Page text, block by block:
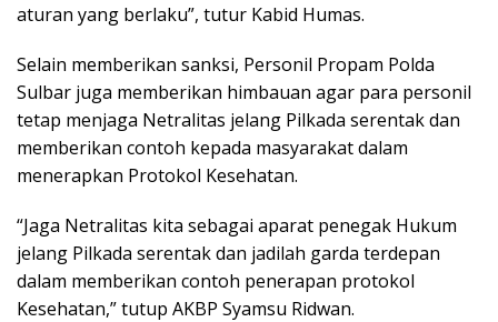
aturan yang berlaku”, tutur Kabid Humas.
Selain memberikan sanksi, Personil Propam Polda
Sulbar juga memberikan himbauan agar para personil
tetap menjaga Netralitas jelang Pilkada serentak dan
memberikan contoh kepada masyarakat dalam
menerapkan Protokol Kesehatan.
“Jaga Netralitas kita sebagai aparat penegak Hukum
jelang Pilkada serentak dan jadilah garda terdepan
dalam memberikan contoh penerapan protokol
Kesehatan,” tutup AKBP Syamsu Ridwan.